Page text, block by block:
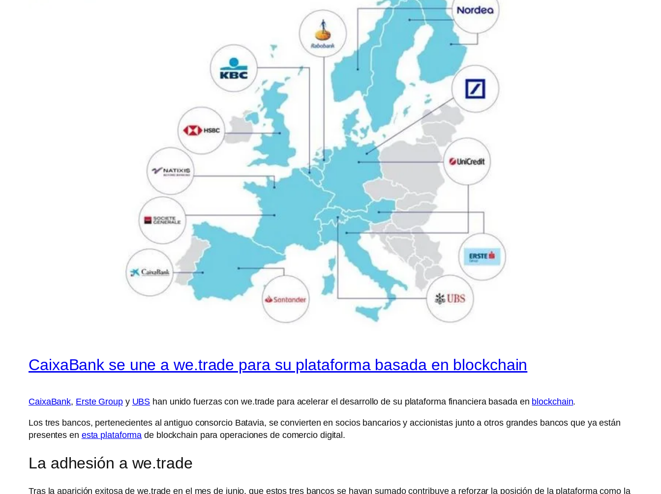
CaixaBank se une a we.trade para su plataforma basada en blockchain
CaixaBank, Erste Groupy UBS han unido fuerzas con we.trade para acelerar el desarrollo de su plataforma financiera basada en blockchain.
Los tres bancos, pertenecientes al antiguo consorcio Batavia, se convierten en socios bancarios y accionistas junto a otros grandes bancos que ya están
presentes en esta plataforma de blockchain para operaciones de comercio digital.
La adhesión a we.trade
Tras la aparición exitosa de we.trade en el mes de junio, que estos tres bancos se hayan sumado contribuye a reforzar la posición de la plataforma como la